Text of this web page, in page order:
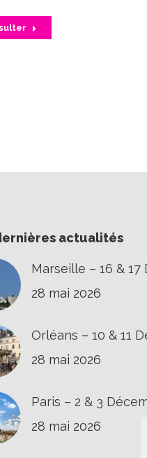
actualités
Marseille – 16 &
28 mai 2026
Orléans – 10 & 11
28 mai 2026
Paris – 2 & 3
28 mai 2026